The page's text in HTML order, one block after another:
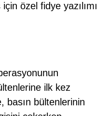
özel fidye yazılımı
ilk kez
basın bültenlerinin